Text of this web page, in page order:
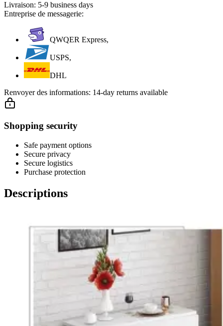
Livraison: 5-9 business days
Entreprise de messagerie:
QWQER Express,
USPS,
DHL
Renvoyer des informations: 14-day returns available
Shopping security
Safe payment options
Secure privacy
Secure logistics
Purchase protection
Descriptions